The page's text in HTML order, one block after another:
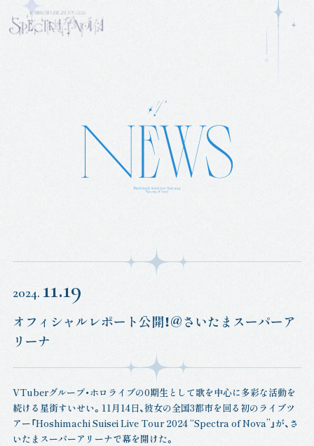
2024. 11.19
オフィシャルレポート公開！@さいたまスーパーア
リーナ
VTuberグループ・ホロライブの0期生として歌を中心に多彩な活動を
続ける星街すいせい。11月14日、彼女の全国3都市を回る初のライブツ
アー「Hoshimachi Suisei Live Tour 2024 “Spectra of Nova”」が、さ
いたまスーパーアリーナで幕を開けた。